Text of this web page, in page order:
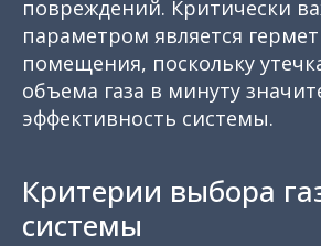
повреждений. Критически
параметром является
помещения, поскольку
объема газа в минуту
эффективность системы.
Критерии выбора
системы